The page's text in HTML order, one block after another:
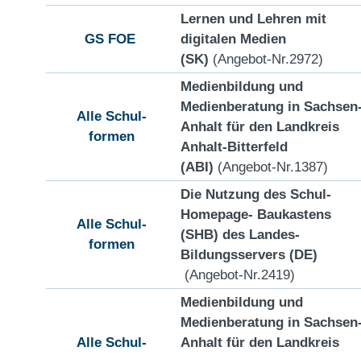
GS FOE
Lernen und Lehren mit
digitalen Medien
(SK) (Angebot-Nr.2972)
Alle Schul-
formen
Medienbildung und
Medienberatung in
Anhalt für den Landkreis
Anhalt-Bitterfeld
(ABI) (Angebot-Nr.1387)
Alle Schul-
formen
Die Nutzung des Schul-
Homepage- Baukastens
(SHB) des Landes-
Bildungsservers (DE)
(Angebot-Nr.2419)
Alle Schul-
Medienbildung und
Medienberatung in
Anhalt für den Landkreis